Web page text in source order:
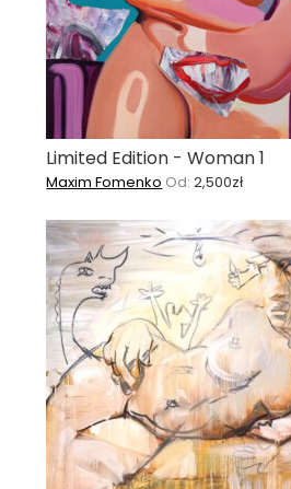
Limited Edition - Woman 1
Maxim Fomenko Od:2,500zł